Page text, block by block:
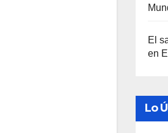
El
en
Lo